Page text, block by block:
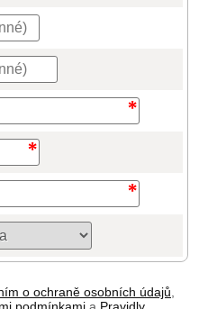
o ochraně osobních údajů